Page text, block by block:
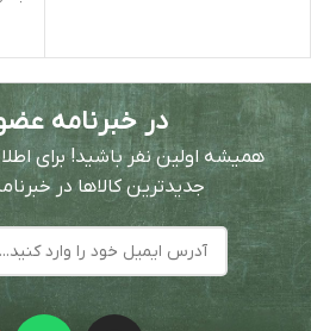
در خبرنامه
همیشه اولین نفر باشید! برای
جدیدترین کالاها در